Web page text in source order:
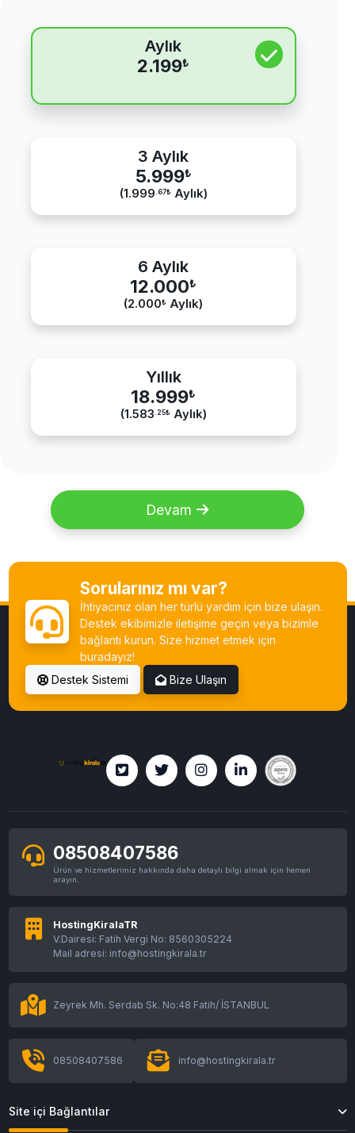
Aylık
2.199₺
3 Aylık
5.999₺
(1.999 .67₺ Aylık)
6 Aylık
12.000₺
(2.000₺ Aylık)
Yıllık
18.999₺
(1.583 .25₺ Aylık)
Devam
Sorularınız mı var?
İhtiyacınız olan her türlü yardım için bize ulaşın.
Destek ekibimizle iletişime geçin veya bizimle
bağlantı kurun. Size hizmet etmek için
buradayız!
Destek Sistemi
Bize Ulaşın
08508407586
Ürün ve hizmetlerimiz hakkında daha detaylı bilgi almak için hemen
arayın.
HostingKiralaTR
V.Dairesi: Fatih Vergi No: 8560305224
Mail adresi: info@hostingkirala.tr
Zeyrek Mh. Serdab Sk. No:48 Fatih/ İSTANBUL
08508407586 info@hostingkirala.tr
Site içi Bağlantılar